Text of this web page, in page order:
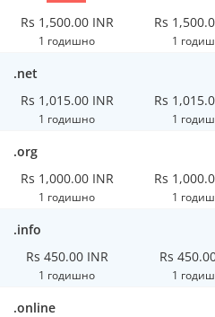
Rs 1,500.00 INR
1 годишно
Rs
1
.net
Rs 1,015.00 INR
1 годишно
Rs
1
.org
Rs 1,000.00 INR
1 годишно
Rs
1
.info
Rs 450.00 INR
1 годишно
Rs
1
.online